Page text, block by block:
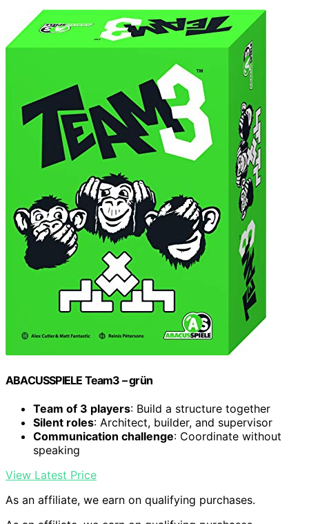
ABACUSSPIELE Team3 – grün
Team of 3 players: Build a structure together
Silent roles: Architect, builder, and supervisor
Communication challenge: Coordinate without
speaking
View Latest Price
As an affiliate, we earn on qualifying purchases.